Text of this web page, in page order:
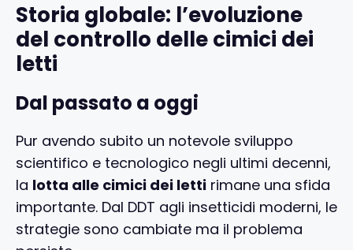
Storia globale: l’evoluzione
del controllo delle cimici dei
letti
Dal passato a oggi
Pur avendo subito un notevole sviluppo
scientifico e tecnologico negli ultimi decenni,
la lotta alle cimici dei letti rimane una sfida
importante. Dal DDT agli insetticidi moderni, le
strategie sono cambiate ma il problema